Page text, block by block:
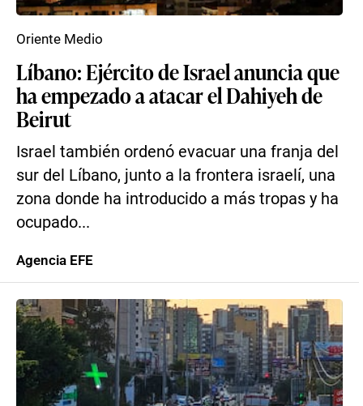
Líbano: Ejército de Israel anuncia que
ha empezado a atacar el Dahiyeh de
Beirut
Israel también ordenó evacuar una franja del
sur del Líbano, junto a la frontera israelí, una
zona donde ha introducido a más tropas y ha
ocupado...
Oriente Medio
Agencia EFE